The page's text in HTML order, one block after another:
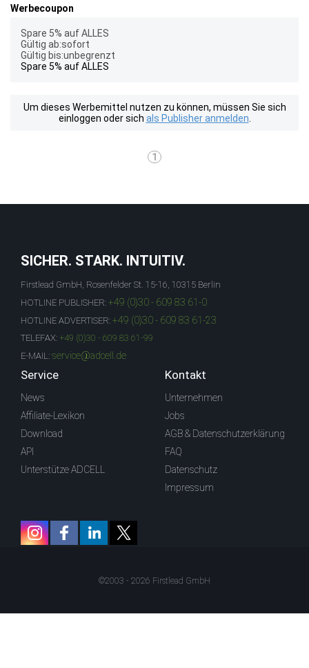
Werbecoupon
Spare 5% auf ALLES
Gültig ab:sofort
Gültig bis:unbegrenzt
Spare 5% auf ALLES
Um dieses Werbemittel nutzen zu können, müssen Sie sich
einloggen oder sich als Publisher anmelden
1
SICHER. STARK. INTUITIV.
Firstlead GmbH, Rosenfelder St. 15-16, 10315 Berlin
HOTLINE PUBLISHER: +49 (0)30 - 609 83 61-0
HOTLINE ADVERTISER: +49 (0)30 - 609 83 61-23
TELEFAX: +49 (0)30 - 609 83 61-99
E-MAIL: service@adcell.de
Service
News
Affiliate-Lexikon
Download
API
Unterstütze ADCELL
Kontakt
Unternehmen
Jobs
AGB & Datenschutzerklärung
FAQ
Datenschutz
Impressum
©2003 - 2026 Firstlead GmbH